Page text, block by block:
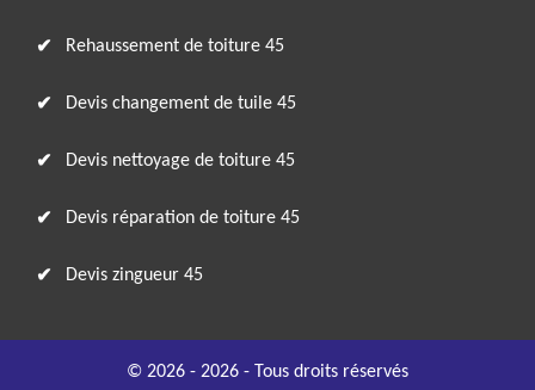
Rehaussement de toiture 45
Devis changement de tuile 45
Devis nettoyage de toiture 45
Devis réparation de toiture 45
Devis zingueur 45
© 2026 - 2026 - Tous droits réservés